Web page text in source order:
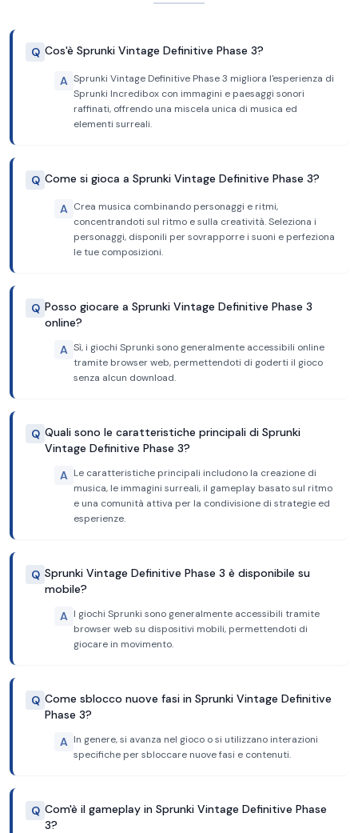
Q Cos'è Sprunki Vintage Definitive Phase 3?
A Sprunki Vintage Definitive Phase 3 migliora l'esperienza di
Sprunki Incredibox con immagini e paesaggi sonori
raffinati, offrendo una miscela unica di musica ed
elementi surreali.
Q Come si gioca a Sprunki Vintage Definitive Phase 3?
A Crea musica combinando personaggi e ritmi,
concentrandoti sul ritmo e sulla creatività. Seleziona i
personaggi, disponili per sovrapporre i suoni e perfeziona
le tue composizioni.
Q Posso giocare a Sprunki Vintage Definitive Phase 3
online?
A Sì, i giochi Sprunki sono generalmente accessibili online
tramite browser web, permettendoti di goderti il gioco
senza alcun download.
Q Quali sono le caratteristiche principali di Sprunki
Vintage Definitive Phase 3?
A Le caratteristiche principali includono la creazione di
musica, le immagini surreali, il gameplay basato sul ritmo
e una comunità attiva per la condivisione di strategie ed
esperienze.
Q Sprunki Vintage Definitive Phase 3 è disponibile su
mobile?
A I giochi Sprunki sono generalmente accessibili tramite
browser web su dispositivi mobili, permettendoti di
giocare in movimento.
Q Come sblocco nuove fasi in Sprunki Vintage Definitive
Phase 3?
A In genere, si avanza nel gioco o si utilizzano interazioni
specifiche per sbloccare nuove fasi e contenuti.
Q Com'è il gameplay in Sprunki Vintage Definitive Phase
3?